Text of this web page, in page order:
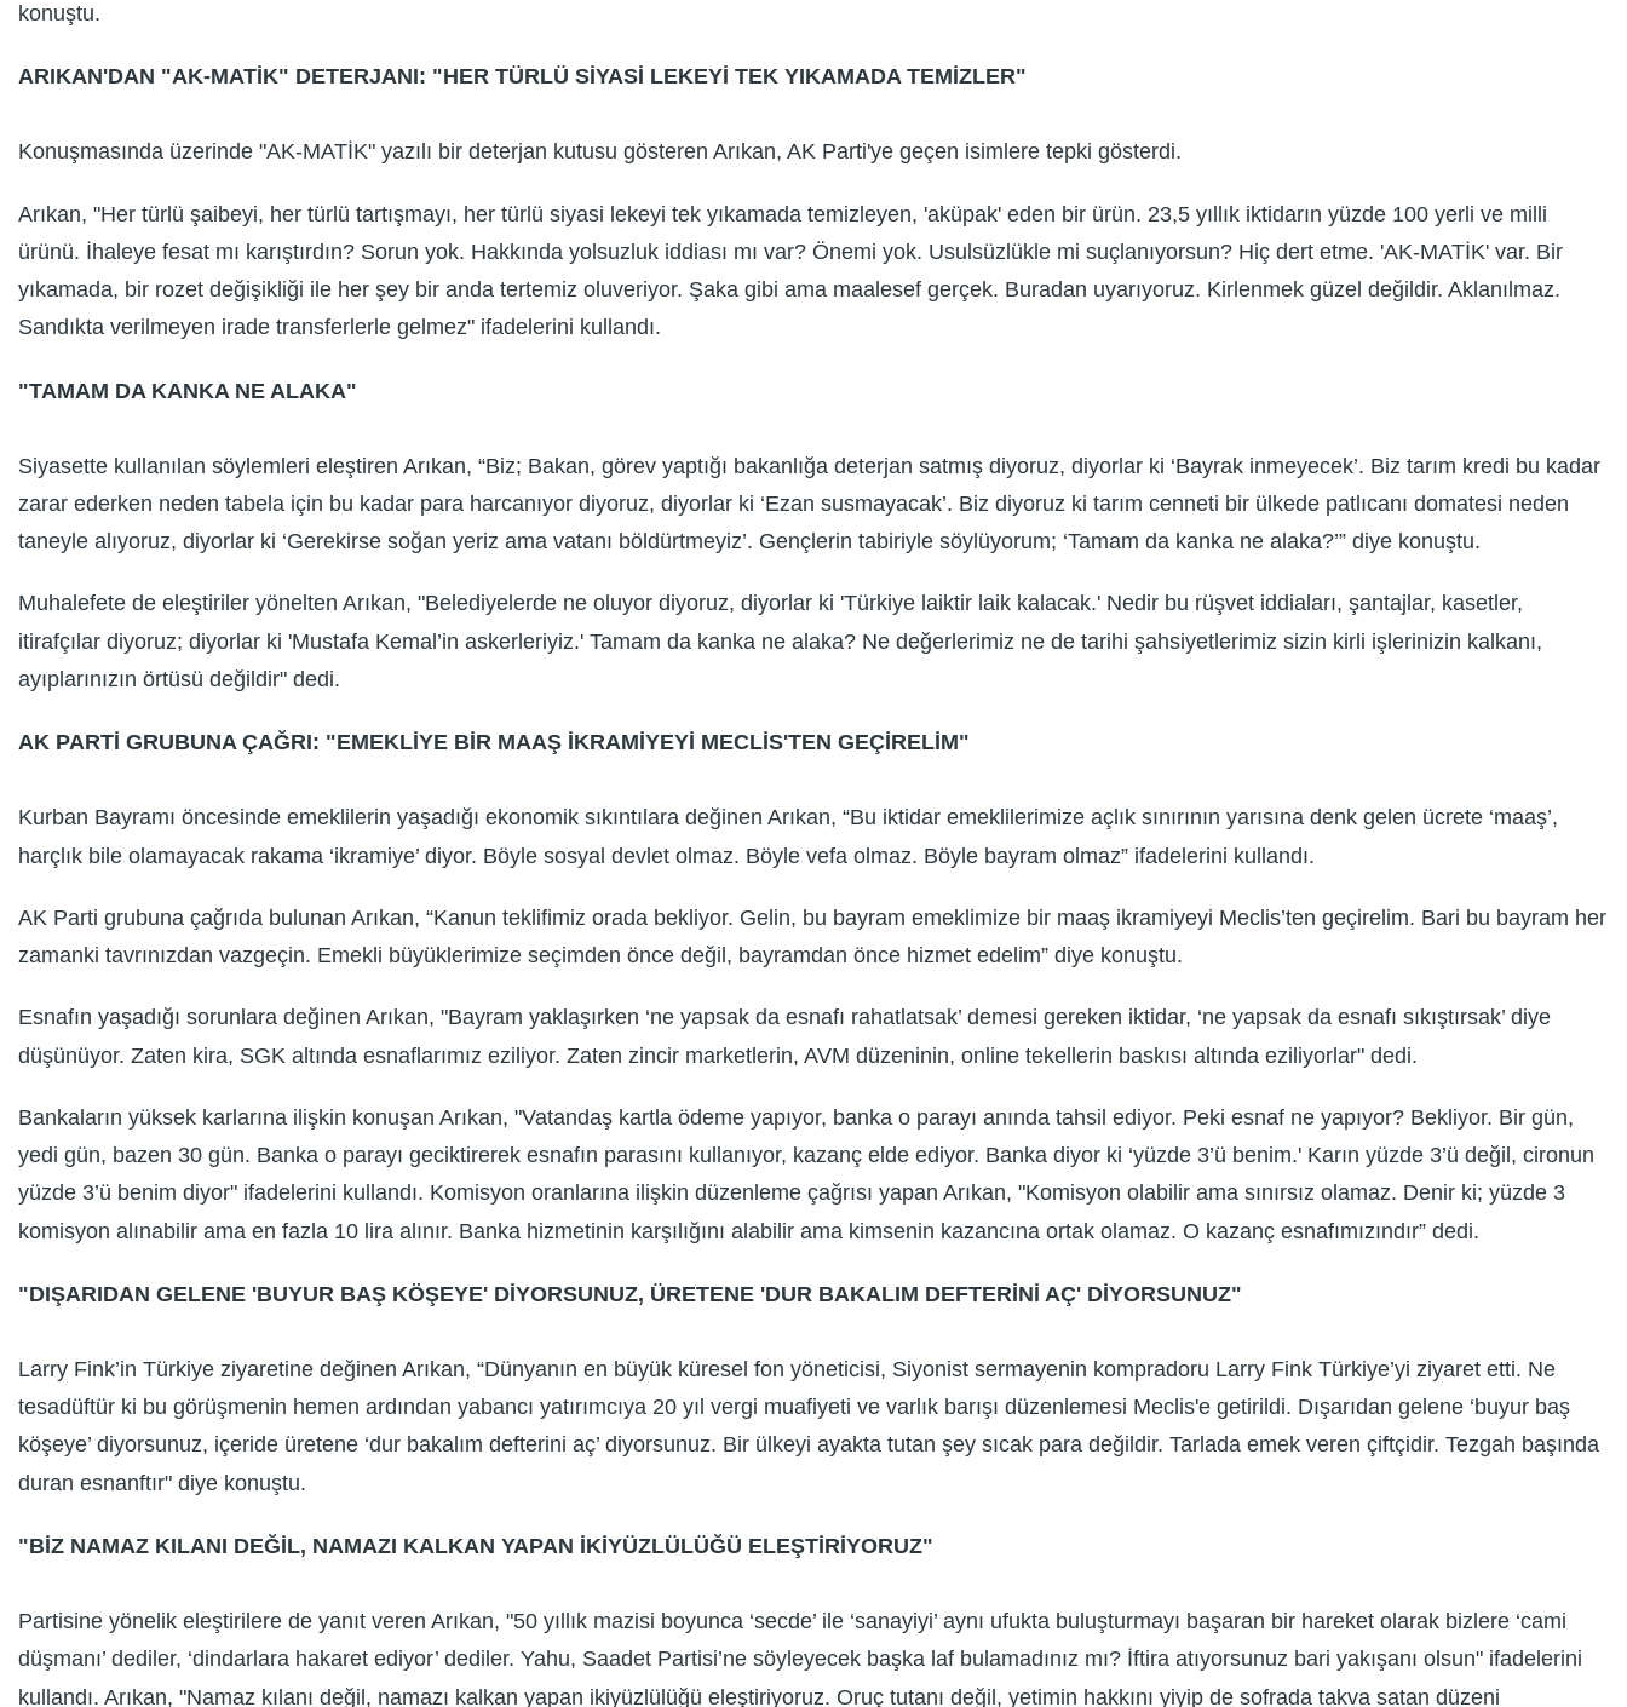
konuştu.
ARIKAN'DAN "AK-MATİK" DETERJANI: "HER TÜRLÜ SİYASİ LEKEYİ TEK YIKAMADA TEMİZLER"
Konuşmasında üzerinde "AK-MATİK" yazılı bir deterjan kutusu gösteren Arıkan, AK Parti'ye geçen isimlere tepki gösterdi.
Arıkan, "Her türlü şaibeyi, her türlü tartışmayı, her türlü siyasi lekeyi tek yıkamada temizleyen, 'aküpak' eden bir ürün. 23,5 yıllık iktidarın yüzde 100 yerli ve milli
ürünü. İhaleye fesat mı karıştırdın? Sorun yok. Hakkında yolsuzluk iddiası mı var? Önemi yok. Usulsüzlükle mi suçlanıyorsun? Hiç dert etme. 'AK-MATİK' var. Bir
yıkamada, bir rozet değişikliği ile her şey bir anda tertemiz oluveriyor. Şaka gibi ama maalesef gerçek. Buradan uyarıyoruz. Kirlenmek güzel değildir. Aklanılmaz.
Sandıkta verilmeyen irade transferlerle gelmez" ifadelerini kullandı.
"TAMAM DA KANKA NE ALAKA"
Siyasette kullanılan söylemleri eleştiren Arıkan, “Biz; Bakan, görev yaptığı bakanlığa deterjan satmış diyoruz, diyorlar ki ‘Bayrak inmeyecek’. Biz tarım kredi bu kadar
zarar ederken neden tabela için bu kadar para harcanıyor diyoruz, diyorlar ki ‘Ezan susmayacak’. Biz diyoruz ki tarım cenneti bir ülkede patlıcanı domatesi neden
taneyle alıyoruz, diyorlar ki ‘Gerekirse soğan yeriz ama vatanı böldürtmeyiz’. Gençlerin tabiriyle söylüyorum; ‘Tamam da kanka ne alaka?’” diye konuştu.
Muhalefete de eleştiriler yönelten Arıkan, "Belediyelerde ne oluyor diyoruz, diyorlar ki 'Türkiye laiktir laik kalacak.' Nedir bu rüşvet iddiaları, şantajlar, kasetler,
itirafçılar diyoruz; diyorlar ki 'Mustafa Kemal’in askerleriyiz.' Tamam da kanka ne alaka? Ne değerlerimiz ne de tarihi şahsiyetlerimiz sizin kirli işlerinizin kalkanı,
ayıplarınızın örtüsü değildir" dedi.
AK PARTİ GRUBUNA ÇAĞRI: "EMEKLİYE BİR MAAŞ İKRAMİYEYİ MECLİS'TEN GEÇİRELİM"
Kurban Bayramı öncesinde emeklilerin yaşadığı ekonomik sıkıntılara değinen Arıkan, “Bu iktidar emeklilerimize açlık sınırının yarısına denk gelen ücrete ‘maaş’,
harçlık bile olamayacak rakama ‘ikramiye’ diyor. Böyle sosyal devlet olmaz. Böyle vefa olmaz. Böyle bayram olmaz” ifadelerini kullandı.
AK Parti grubuna çağrıda bulunan Arıkan, “Kanun teklifimiz orada bekliyor. Gelin, bu bayram emeklimize bir maaş ikramiyeyi Meclis’ten geçirelim. Bari bu bayram her
zamanki tavrınızdan vazgeçin. Emekli büyüklerimize seçimden önce değil, bayramdan önce hizmet edelim” diye konuştu.
Esnafın yaşadığı sorunlara değinen Arıkan, "Bayram yaklaşırken ‘ne yapsak da esnafı rahatlatsak’ demesi gereken iktidar, ‘ne yapsak da esnafı sıkıştırsak’ diye
düşünüyor. Zaten kira, SGK altında esnaflarımız eziliyor. Zaten zincir marketlerin, AVM düzeninin, online tekellerin baskısı altında eziliyorlar" dedi.
Bankaların yüksek karlarına ilişkin konuşan Arıkan, "Vatandaş kartla ödeme yapıyor, banka o parayı anında tahsil ediyor. Peki esnaf ne yapıyor? Bekliyor. Bir gün,
yedi gün, bazen 30 gün. Banka o parayı geciktirerek esnafın parasını kullanıyor, kazanç elde ediyor. Banka diyor ki ‘yüzde 3’ü benim.' Karın yüzde 3’ü değil, cironun
yüzde 3’ü benim diyor" ifadelerini kullandı. Komisyon oranlarına ilişkin düzenleme çağrısı yapan Arıkan, "Komisyon olabilir ama sınırsız olamaz. Denir ki; yüzde 3
komisyon alınabilir ama en fazla 10 lira alınır. Banka hizmetinin karşılığını alabilir ama kimsenin kazancına ortak olamaz. O kazanç esnafımızındır” dedi.
"DIŞARIDAN GELENE 'BUYUR BAŞ KÖŞEYE' DİYORSUNUZ, ÜRETENE 'DUR BAKALIM DEFTERİNİ AÇ' DİYORSUNUZ"
Larry Fink’in Türkiye ziyaretine değinen Arıkan, “Dünyanın en büyük küresel fon yöneticisi, Siyonist sermayenin kompradoru Larry Fink Türkiye’yi ziyaret etti. Ne
tesadüftür ki bu görüşmenin hemen ardından yabancı yatırımcıya 20 yıl vergi muafiyeti ve varlık barışı düzenlemesi Meclis'e getirildi. Dışarıdan gelene ‘buyur baş
köşeye’ diyorsunuz, içeride üretene ‘dur bakalım defterini aç’ diyorsunuz. Bir ülkeyi ayakta tutan şey sıcak para değildir. Tarlada emek veren çiftçidir. Tezgah başında
duran esnanftır" diye konuştu.
"BİZ NAMAZ KILANI DEĞİL, NAMAZI KALKAN YAPAN İKİYÜZLÜLÜĞÜ ELEŞTİRİYORUZ"
Partisine yönelik eleştirilere de yanıt veren Arıkan, "50 yıllık mazisi boyunca ‘secde’ ile ‘sanayiyi’ aynı ufukta buluşturmayı başaran bir hareket olarak bizlere ‘cami
düşmanı’ dediler, ‘dindarlara hakaret ediyor’ dediler. Yahu, Saadet Partisi’ne söyleyecek başka laf bulamadınız mı? İftira atıyorsunuz bari yakışanı olsun" ifadelerini
kullandı. Arıkan, "Namaz kılanı değil, namazı kalkan yapan ikiyüzlülüğü eleştiriyoruz. Oruç tutanı değil, yetimin hakkını yiyip de sofrada takva satan düzeni